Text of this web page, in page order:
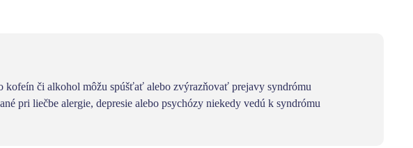
kofeín či alkohol môžu spúšťať alebo zvýrazňovať prejavy syndrómu
pri liečbe alergie, depresie alebo psychózy niekedy vedú k syndrómu